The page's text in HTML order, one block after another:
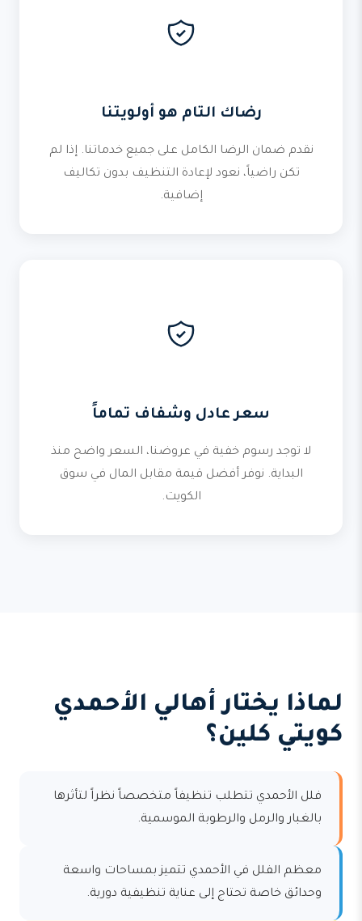
رضاك التام هو أولويتنا
نقدم ضمان الرضا الكامل على جميع خدماتنا. إذا لم
تكن راضياً، نعود لإعادة التنظيف بدون تكاليف
إضافية.
سعر عادل وشفاف تماماً
لا توجد رسوم خفية في عروضنا، السعر واضح منذ
البداية. نوفر أفضل قيمة مقابل المال في سوق
الكويت.
لماذا يختار أهالي الأحمدي
كويتي كلين؟
فلل الأحمدي تتطلب تنظيفاً متخصصاً نظراً لتأثرها
بالغبار والرمل والرطوبة الموسمية.
معظم الفلل في الأحمدي تتميز بمساحات واسعة
وحدائق خاصة تحتاج إلى عناية تنظيفية دورية.